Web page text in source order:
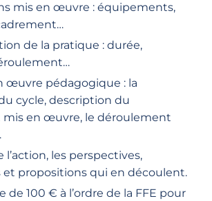
mis en œuvre : équipements,
de la pratique : durée,
œuvre pédagogique : la
cycle, description du
en œuvre, le déroulement
l’action, les perspectives,
et propositions qui en découlent.
de 100 € à l’ordre de la FFE pour